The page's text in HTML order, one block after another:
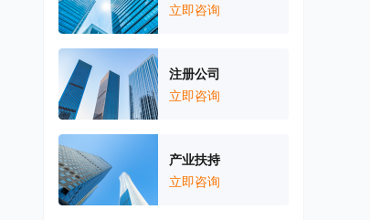
立即咨询
注册公司
立即咨询
产业扶持
立即咨询